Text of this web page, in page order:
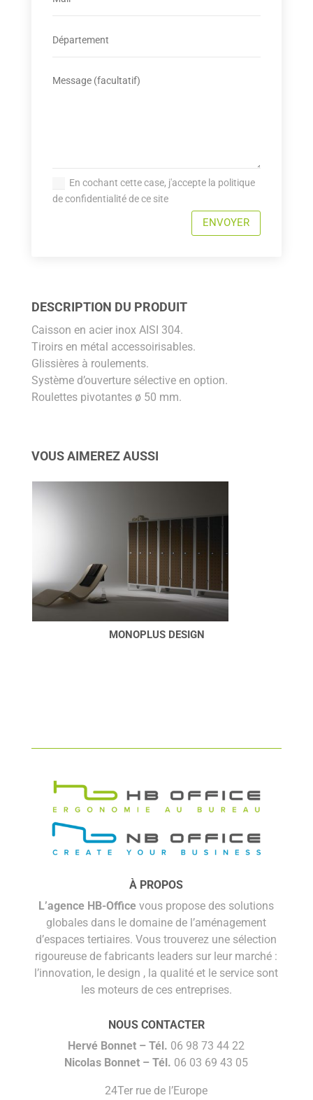
En cochant cette case, j'accepte la politique
de confidentialité de ce site
ENVOYER
DESCRIPTION DU PRODUIT
Caisson en acier inox AISI 304.
Tiroirs en métal accessoirisables.
Glissières à roulements.
Système d’ouverture sélective en option.
Roulettes pivotantes ø 50 mm.
VOUS AIMEREZ AUSSI
CAISSONS MIA PED
À PROPOS
L’agence HB-Office vous propose des solutions
globales dans le domaine de l’aménagement
d’espaces tertiaires. Vous trouverez une sélection
rigoureuse de fabricants leaders sur leur marché :
l’innovation, le design , la qualité et le service sont
les moteurs de ces entreprises.
NOUS CONTACTER
Hervé Bonnet –Tél. 06 98 73 44 22
Nicolas Bonnet – Tél. 06 03 69 43 05
24Ter rue de l’Europe